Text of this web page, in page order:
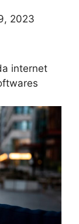
2023
internet